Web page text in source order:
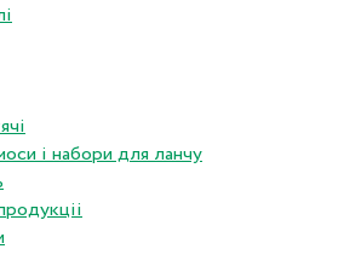
і набори для ланчу